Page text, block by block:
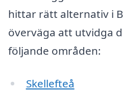
hittar rätt alternativ i
överväga att utvidga
följande områden:
Skellefteå